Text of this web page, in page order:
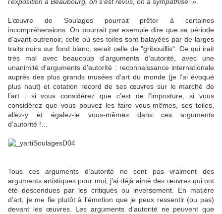
L’œuvre de Soulages pourrait prêter à certaines
incompréhensions. On pourrait par exemple dire que sa période
d’avant-outrenoir, celle où ses toiles sont balayées par de larges
traits noirs sur fond blanc, serait celle de "gribouillis". Ce qui irait
très mal avec beaucoup d’arguments d’autorité, avec une
unanimité d’arguments d’autorité : reconnaissance internationale
auprès des plus grands musées d’art du monde (je l’ai évoqué
plus haut) et cotation record de ses œuvres sur le marché de
l’art : si vous considérez que c’est de l’imposture, si vous
considérez que vous pouvez les faire vous-mêmes, ses toiles,
allez-y et égalez-le vous-mêmes dans ces arguments
d’autorité !…
Tous ces arguments d’autorité ne sont pas vraiment des
arguments artistiques pour moi, j’ai déjà aimé des œuvres qui ont
été descendues par les critiques ou inversement. En matière
d’art, je me fie plutôt à l’émotion que je peux ressentir (ou pas)
devant les œuvres. Les arguments d’autorité ne peuvent que